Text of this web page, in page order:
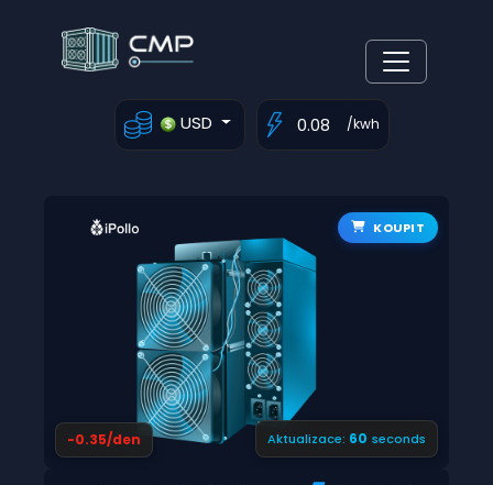
USD /kwh
KOUPIT
-0.35/den Aktualizace: 59 seconds